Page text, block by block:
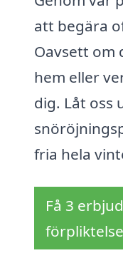
att begära
Oavsett om
hem eller
dig. Låt oss
fria hela
Få 3